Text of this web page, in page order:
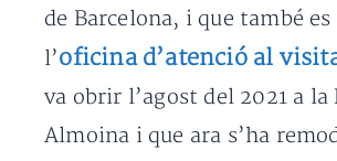
de Barcelona, i que també
l’oficina d’atenció al
va obrir l’agost del 2021 a la
Almoina i que ara s’ha